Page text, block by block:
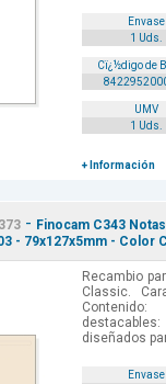
Envase
1 Uds.
Cï¿½digo de
UMV
1 Uds.
+ Información
- Finocam C343
- 79x127x5mm - Color
Recambio
Classic.
diseñados
Envase